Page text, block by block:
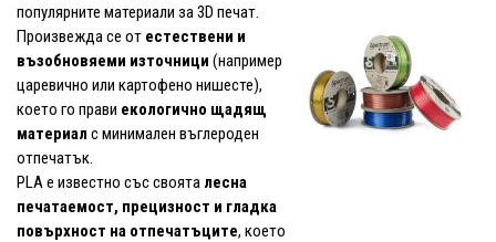
популярните материали за 3D печат.
Произвежда се от естествени и
възобновяеми източници (например
царевично или картофено нишесте),
което го прави екологично щадящ
материал с минимален въглероден
отпечатък.
PLA е известно със своята лесна
печатаемост, прецизност и гладка
повърхност на отпечатъците, което